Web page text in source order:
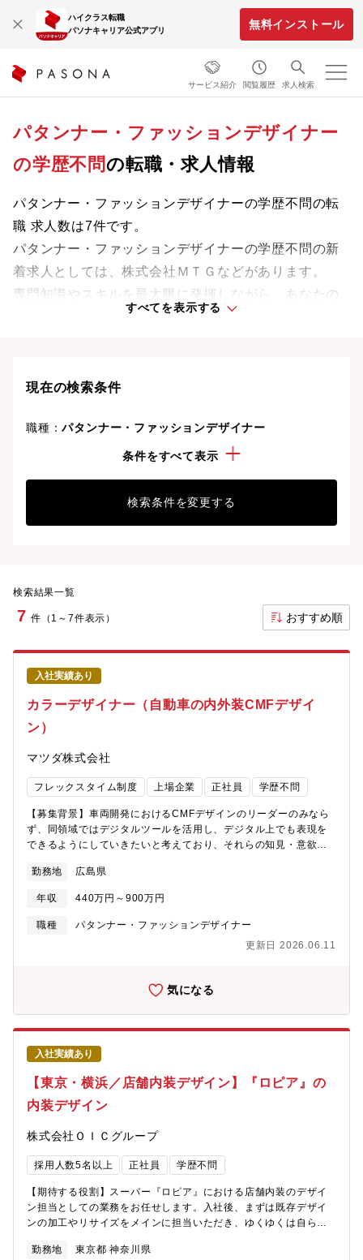
ハイクラス転職
パソナキャリア公式アプリ
無料インストール
サービス紹介 閲覧履歴 求人検索
パタンナー・ファッションデザイナー
の学歴不問の転職・求人情報
パタンナー・ファッションデザイナーの学歴不問の転
職 求人数は7件です。
パタンナー・ファッションデザイナーの学歴不問の新
着求人としては、株式会社ＭＴＧなどがあります。
専門知識やスキルを最大限に発揮しながら、あなたの
ライフスタイルや価値観に合った理想の働き方を叶え
すべてを表示する
現在の検索条件
職種：パタンナー・ファッションデザイナー
学歴不問条件をすべて表示
検索条件を変更する
検索結果一覧
7 件（1～7件表示） おすすめ順
入社実績あり
カラーデザイナー（自動車の内外装CMFデザイ
ン）
マツダ株式会社
フレックスタイム制度 上場企業 正社員 学歴不問
【募集背景】車両開発におけるCMFデザインのリーダーのみなら
ず、同領域ではデジタルツールを活用し、デジタル上でも表現を
できるようにしていきたいと考えており、それらの知見・意欲の
もちろん、そのコーディネーションが持つ価値を定義し更には車
両全体のデザイン表現としての世界観を構築する事を目標として
開発をリードします。【職務概要】量産車開発におけるCMF領域
のデザイナーとして、デザイン提案・量産化に向けた関係部門と
発業務を上司の指示のもとご担当頂きます。またデジタルツール
新価値の創造・世界観構築へ挑戦頂き、新たな業務プロセスの構
築も担当して頂きます。※CMFとはモノの表面を構成する
Color(色),Material(素材),Finishing(加工)の3要素【ポジション特
徴】・将来的にはCMFデザイナーとして内装/外装どちらも携わる
可能性があります。外装色は現在特定のメンバーでタスクチーム
を組んで開発していますがメンバーは固定ではなく各自のキャリ
アやグループ全体のスキルアップも考えた編成・構成で不定期に
変更します。・サプライヤ等で特定の領域を極めて来られた方は
さらに広範囲でご活躍の幅を広げて行くことができます。ご入社
提供価値の提案を期待しております。表皮素材だけでなく部品塗
装色、成形フィルム等多岐に渡る製品化の経験・挑戦が可能で
す。・現メンバーには各領域のスペシャリストがおり、そのよう
アップいただけます。また、「新しい提供価値をつくること」が
業務の本質のため、どんな業種の方でも十分に活躍できるチャン
スがあります。【入社後イメージ】デザイン本部プロダクション
デザインスタジオへ配属。入社後1年程度は上司の指導のもと車両
勤務地 広島県
年収 440万円～900万円
職種
パタンナー・ファッションデザイナー
更新日 2026.06.11
気になる
入社実績あり
【東京・横浜／店舗内装デザイン】『ロピア』の
内装デザイン
株式会社ＯＩＣグループ
採用人数5名以上 正社員 学歴不問
【期待する役割】スーパー『ロピア』における店舗内装のデザイ
ン担当としての業務をお任せします。入社後、まずは既存デザイ
ンの加工やリサイズをメインに担当いただき、ゆくゆくは自ら企
的に店舗拡大を見据えており、組織を強化します【職務内容】■既
勤務地 東京都 神奈川県